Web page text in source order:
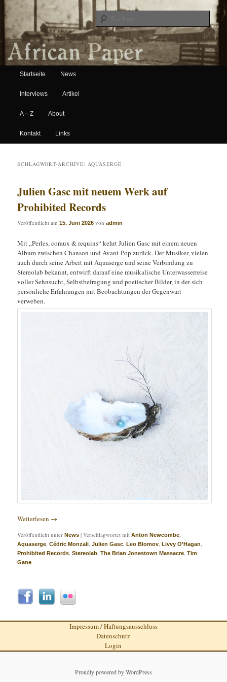
African Paper
Hauptmenü
Zum Inhalt wechseln
Zum sekundären Inhalt wechseln
Startseite News
Interviews Artikel
A – Z About
Kontakt Links
SCHLAGWORT-ARCHIVE:AQUASERGE
Julien Gasc mit neuem Werk auf
Prohibited Records
Veröffentlicht am15. Juni 2026 vonadmin
Mit „Perles, coraux & requins“ kehrt Julien Gasc mit einem neuen
Album zwischen Chanson und Avant-Pop zurück. Der Musiker, vielen
auch durch seine Arbeit mit Aquaserge und seine Verbindung zu
Stereolab bekannt, entwirft darauf eine musikalische Unterwasserreise
voller Sehnsucht, Selbstbefragung und poetischer Bilder, in der sich
persönliche Erfahrungen mit Beobachtungen der Gegenwart
verweben.
Weiterlesen →
Veröffentlicht unter News |Verschlagwortet mit Anton Newcombe,
Aquaserge,Cédric Monzali,Julien Gasc,Leo Blomov,Livvy O’Hagan,
Prohibited Records,Stereolab,The Brian Jonestown Massacre,Tim
Gane
Impressum / Haftungsausschluss
Datenschutz
Login
Proudly powered by WordPress